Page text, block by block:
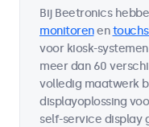
Bij Beetronics
monitorenen
voor kiosk-
meer dan 60
volledig maatwerk
displayoplossing
self-service display